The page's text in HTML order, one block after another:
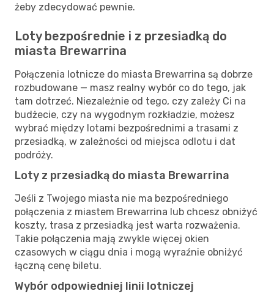
żeby zdecydować pewnie.
Loty bezpośrednie i z przesiadką do
miasta Brewarrina
Połączenia lotnicze do miasta Brewarrina są dobrze
rozbudowane — masz realny wybór co do tego, jak
tam dotrzeć. Niezależnie od tego, czy zależy Ci na
budżecie, czy na wygodnym rozkładzie, możesz
wybrać między lotami bezpośrednimi a trasami z
przesiadką, w zależności od miejsca odlotu i dat
podróży.
Loty z przesiadką do miasta Brewarrina
Jeśli z Twojego miasta nie ma bezpośredniego
połączenia z miastem Brewarrina lub chcesz obniżyć
koszty, trasa z przesiadką jest warta rozważenia.
Takie połączenia mają zwykle więcej okien
czasowych w ciągu dnia i mogą wyraźnie obniżyć
łączną cenę biletu.
Wybór odpowiedniej linii lotniczej